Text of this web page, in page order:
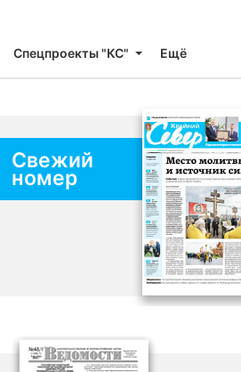
Спецпроекты "КС" Ещё
Свежий
номер